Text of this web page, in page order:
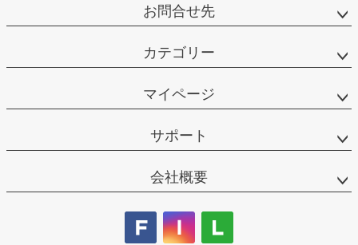
お問合せ先
カテゴリー
マイページ
サポート
会社概要